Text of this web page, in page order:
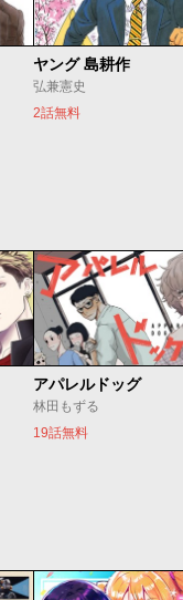
ヤング 島耕作
弘兼憲史
2話無料
アパレルドッグ
林田もずる
19話無料